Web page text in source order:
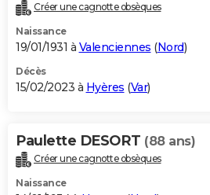
Créer une cagnotte obsèques
Naissance
19/01/1931 à Valenciennes (Nord)
Décès
15/02/2023 à Hyères (Var)
Paulette DESORT (88 ans)
Créer une cagnotte obsèques
Naissance